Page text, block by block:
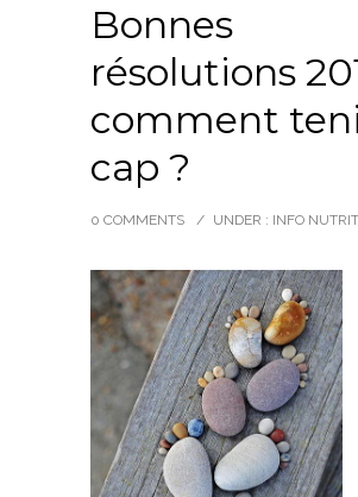
Bonnes
résolutions
comment
cap ?
0 COMMENTS / UNDER : INFO